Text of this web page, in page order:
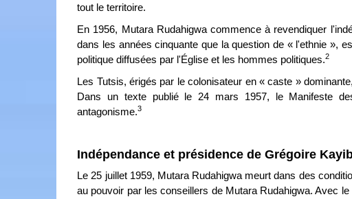
tout le territoire.
En 1956, Mutara Rudahigwa commence à revendiquer
dans les années cinquante que la question de « l'ethnie »,
politique diffusées par l'Église et les hommes politiques.2
Les Tutsis, érigés par le colonisateur en « caste »
Dans un texte publié le 24 mars 1957, le Manifeste
antagonisme.3
Indépendance et présidence de Grégoire
Le 25 juillet 1959, Mutara Rudahigwa meurt dans des
au pouvoir par les conseillers de Mutara Rudahigwa. Avec